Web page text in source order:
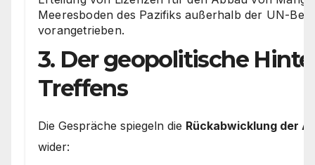
Meeresboden des Pazifiks außerhalb der UN-
vorangetrieben.
3. Der geopolitische
Treffens
Die Gespräche spiegeln die Rückabwicklung der
wider: